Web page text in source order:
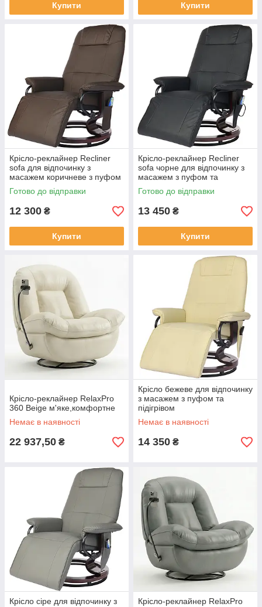
Купити Купити
Крісло-реклайнер Recliner
sofa для відпочинку з
масажем коричневе з пуфом
та підігрівом
Готово до відправки
12 300 ₴
Купити
Крісло-реклайнер Recliner
sofa чорне для відпочинку з
масажем з пуфом та
підігрівом
Готово до відправки
13 450 ₴
Купити
Крісло-реклайнер RelaxPro
360 Beige м'яке,комфортне
Немає в наявності
22 937,50 ₴
Крісло бежеве для відпочинку
з масажем з пуфом та
підігрівом
Немає в наявності
14 350 ₴
Крісло сіре для відпочинку з
Крісло-реклайнер RelaxPro